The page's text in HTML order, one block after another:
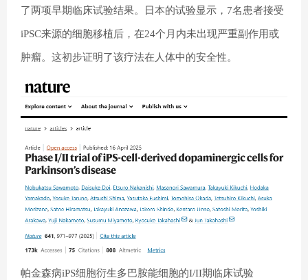
了两项早期临床试验结果。日本的试验显示，7名患者接受
iPSC来源的细胞移植后，在24个月内未出现严重副作用或
肿瘤。这初步证明了该疗法在人体中的安全性。
帕金森病iPS细胞衍生多巴胺能细胞的I/II期临床试验